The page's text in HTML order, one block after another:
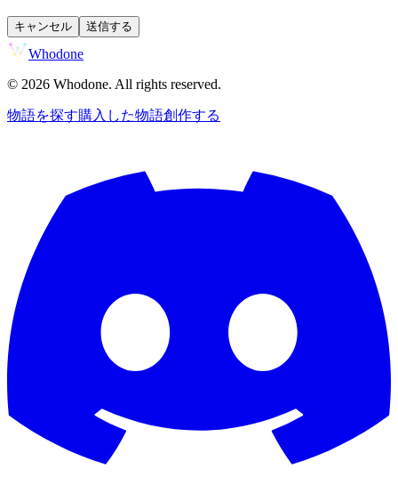
キャンセル 送信する
Whodone
© 2026 Whodone. All rights reserved.
物語を探す購入した物語創作する